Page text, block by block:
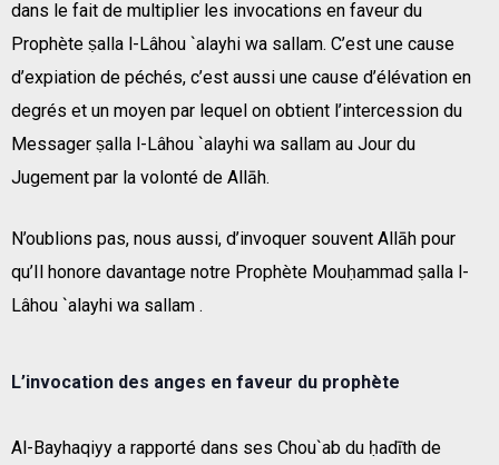
dans le fait de multiplier les invocations en faveur du
Prophète ṣalla l-Lâhou `alayhi wa sallam. C’est une cause
d’expiation de péchés, c’est aussi une cause d’élévation en
degrés et un moyen par lequel on obtient l’intercession du
Messager ṣalla l-Lâhou `alayhi wa sallam au Jour du
Jugement par la volonté de Allāh.
N’oublions pas, nous aussi, d’invoquer souvent Allāh pour
qu’Il honore davantage notre Prophète Mouḥammad ṣalla l-
Lâhou `alayhi wa sallam .
L’invocation des anges en faveur du prophète
Al-Bayhaqiyy a rapporté dans ses Chou`ab du ḥadīth de